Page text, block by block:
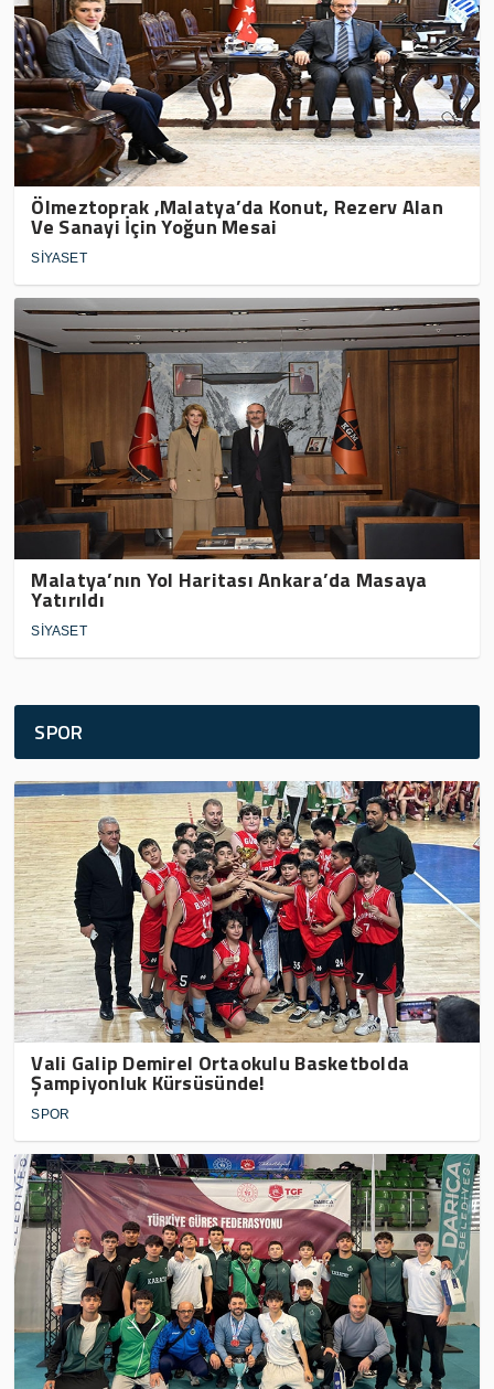
Ölmeztoprak ,Malatya’da Konut, Rezerv Alan
Ve Sanayi İçin Yoğun Mesai
SİYASET
Malatya’nın Yol Haritası Ankara’da Masaya
Yatırıldı
SİYASET
SPOR
Vali Galip Demirel Ortaokulu Basketbolda
Şampiyonluk Kürsüsünde!
SPOR